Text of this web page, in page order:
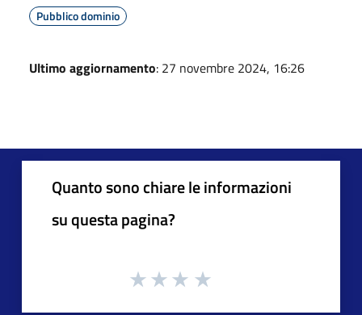
Pubblico dominio
Ultimo aggiornamento: 27 novembre 2024, 16:26
Quanto sono chiare le informazioni
su questa pagina?